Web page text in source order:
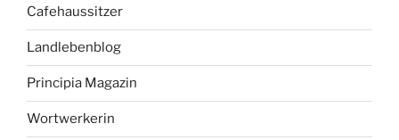
Cafehaussitzer
Landlebenblog
Principia Magazin
Wortwerkerin